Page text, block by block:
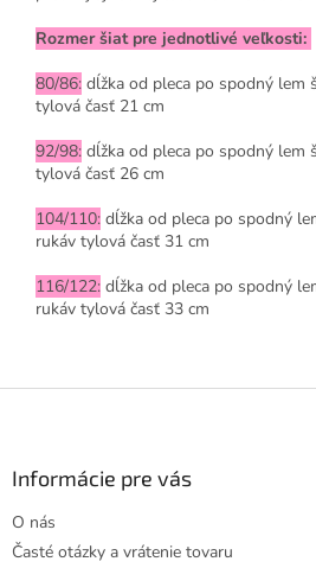
Rozmer šiat pre jednotlivé veľkosti:
80/86: dĺžka od pleca po spodný lem
tylová časť 21 cm
92/98: dĺžka od pleca po spodný lem
tylová časť 26 cm
104/110: dĺžka od pleca po spodný
rukáv tylová časť 31 cm
116/122: dĺžka od pleca po spodný
rukáv tylová časť 33 cm
Informácie pre vás
O nás
Časté otázky a vrátenie tovaru